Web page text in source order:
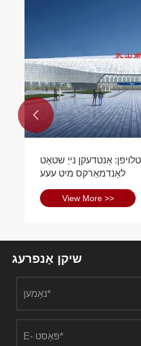
און פאַר - ענדזשאַנירד שטאָל
צו טרעפן לעעד (פירערשאַפט
פּלאַן) סערטאַפאַקיישאַן
וישאַלט: שטאָל סטראַקטשערז דאַרפן
ראַטעווען שולן געלט איבער צייַט
אַנטדעקן נייַ שטאָט
לאַנדמאַרקס מיט עעע
View More >>

שיקן אָנפרעג